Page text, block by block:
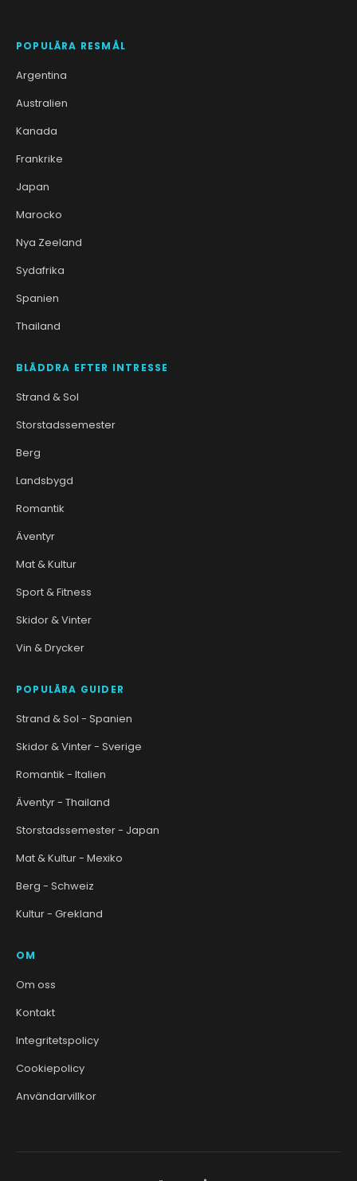
POPULÄRA RESMÅL
Argentina
Australien
Kanada
Frankrike
Japan
Marocko
Nya Zeeland
Sydafrika
Spanien
Thailand
BLÄDDRA EFTER INTRESSE
Strand & Sol
Storstadssemester
Berg
Landsbygd
Romantik
Äventyr
Mat & Kultur
Sport & Fitness
Skidor & Vinter
Vin & Drycker
POPULÄRA GUIDER
Strand & Sol - Spanien
Skidor & Vinter - Sverige
Romantik - Italien
Äventyr - Thailand
Storstadssemester - Japan
Mat & Kultur - Mexiko
Berg - Schweiz
Kultur - Grekland
OM
Om oss
Kontakt
Integritetspolicy
Cookiepolicy
Användarvillkor